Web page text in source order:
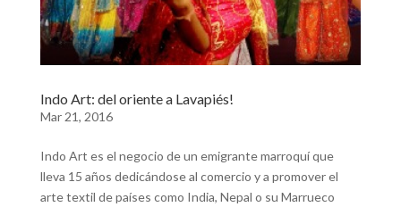
Indo Art: del oriente a Lavapiés!
Mar 21, 2016
Indo Art es el negocio de un emigrante marroquí que
lleva 15 años dedicándose al comercio y a promover el
arte textil de países como India, Nepal o su Marrueco